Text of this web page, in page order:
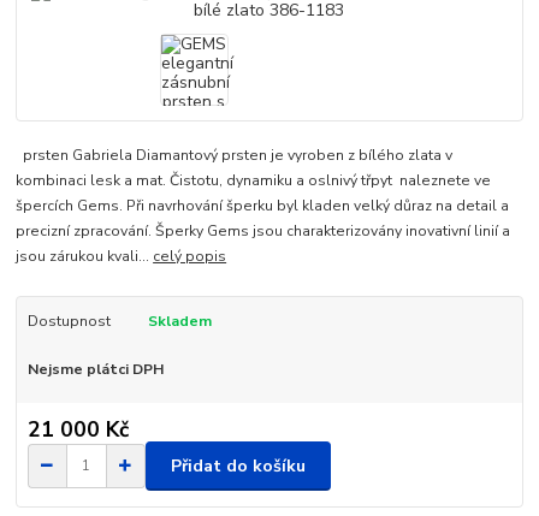
prsten Gabriela Diamantový prsten je vyroben z bílého zlata v
kombinaci lesk a mat. Čistotu, dynamiku a oslnivý třpyt naleznete ve
špercích Gems. Při navrhování šperku byl kladen velký důraz na detail a
precizní zpracování. Šperky Gems jsou charakterizovány inovativní linií a
jsou zárukou kvali... celý popis
Dostupnost Skladem
Nejsme plátci DPH
21 000 Kč
Přidat do košíku